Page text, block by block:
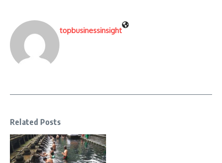
topbusinessinsight
Related Posts